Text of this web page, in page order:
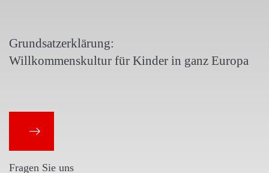
Grundsatzerklärung:
Willkommenskultur für Kinder in ganz Europa
Fragen Sie uns